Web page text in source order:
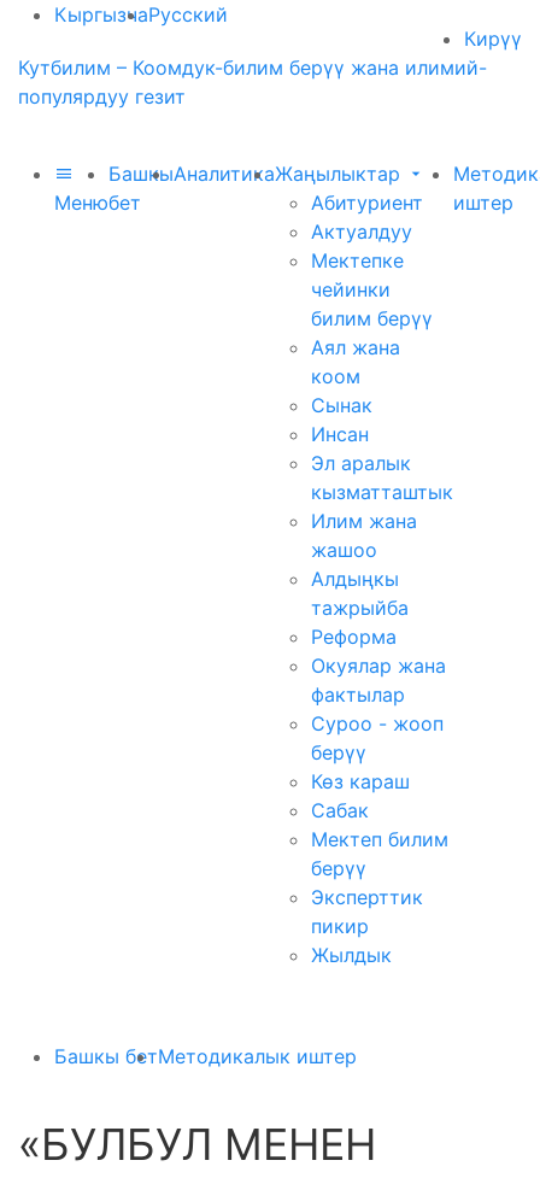
КыргызчаРусский
Кирүү
Кутбилим – Коомдук-билим берүү жана илимий-
популярдуу гезит
Меню
Башкы
бет
АналитикаЖаңылыктар
Абитуриент
Актуалдуу
Мектепке
чейинки
билим берүү
Аял жана
коом
Сынак
Инсан
Эл аралык
кызматташтык
Илим жана
жашоо
Алдыңкы
тажрыйба
Реформа
Окуялар жана
фактылар
Суроо - жооп
берүү
Көз караш
Сабак
Мектеп билим
берүү
Эксперттик
пикир
Жылдык
иштер
Башкы бетМетодикалык иштер
«БУЛБУЛ МЕНЕН